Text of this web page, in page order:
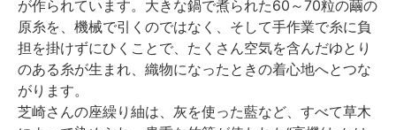
が作られています。大きな鍋で煮られた60～70粒の繭の
原糸を、機械で引くのではなく、そして手作業で糸に負
担を掛けずにひくことで、たくさん空気を含んだゆとり
のある糸が生まれ、織物になったときの着心地へとつな
がります。
芝崎さんの座繰り紬は、灰を使った藍など、すべて草木